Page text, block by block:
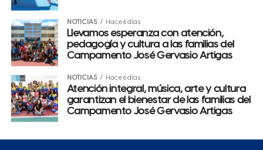
NOTICIAS Hace 6 días
Llevamos esperanza con atención,
pedagogía y cultura a las familias del
Campamento José Gervasio Artigas
NOTICIAS Hace 6 días
Atención integral, música, arte y cultura
garantizan el bienestar de las familias del
Campamento José Gervasio Artigas